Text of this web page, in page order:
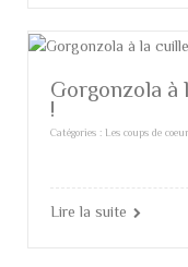
Gorgonzola à
!
Catégories : Les coups de
Lire la suite